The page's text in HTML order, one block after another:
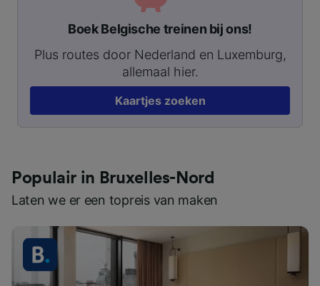
Boek Belgische treinen bij ons!
Plus routes door Nederland en Luxemburg,
allemaal hier.
Kaartjes zoeken
Populair in Bruxelles-Nord
Laten we er een topreis van maken